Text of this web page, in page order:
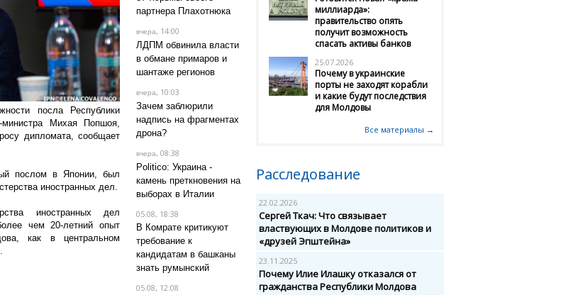
посла Республики
Михая Попшоя,
дипломата, сообщает
послом в Японии, был
иностранных дел.
иностранных дел
чем 20-летний опыт
как в центральном
партнера Плахотнюка
вчера, 14:00
ЛДПМ обвинила власти
в обмане примаров и
шантаже регионов
вчера, 10:03
Зачем заблюрили
надпись на фрагментах
дрона?
вчера, 08:38
Politico: Украина -
камень преткновения на
выборах в Италии
05.08, 18:38
В Комрате критикуют
требование к
кандидатам в башканы
знать румынский
05.08, 12:08
миллиарда»:
правительство опять
получит возможность
спасать активы банков
25.07.2026
Почему в украинские
порты не заходят корабли
и какие будут последствия
для Молдовы
Все материалы →
Расследование
22.02.2026
Сергей Ткач: Что связывает
властвующих в Молдове политиков и
«друзей Эпштейна»
23.11.2025
Почему Илие Илашку отказался от
гражданства Республики Молдова